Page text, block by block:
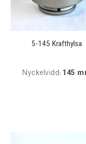
5-145 Krafthylsa
Nyckelvidd: 145